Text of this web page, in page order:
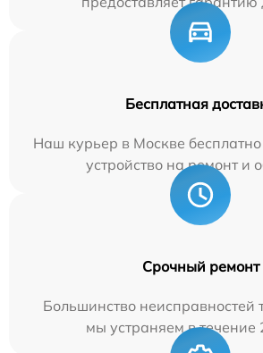
Бесплатная
Наш курьер в Москве
устройство на ремонт и
Срочный ремонт
Большинство неисправностей
мы устраняем в течение